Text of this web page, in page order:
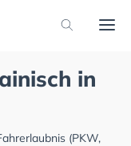
in
(PKW,